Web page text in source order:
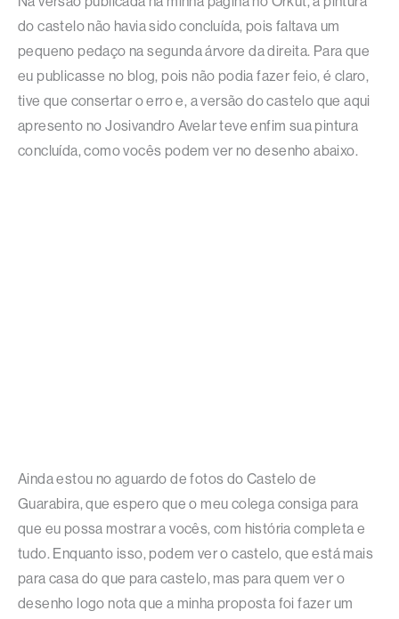
do castelo não havia sido concluída, pois faltava um
pequeno pedaço na segunda árvore da direita. Para que
eu publicasse no blog, pois não podia fazer feio, é claro,
tive que consertar o erro e, a versão do castelo que aqui
apresento no Josivandro Avelar teve enfim sua pintura
concluída, como vocês podem ver no desenho abaixo.
Ainda estou no aguardo de fotos do Castelo de
Guarabira, que espero que o meu colega consiga para
que eu possa mostrar a vocês, com história completa e
tudo. Enquanto isso, podem ver o castelo, que está mais
para casa do que para castelo, mas para quem ver o
desenho logo nota que a minha proposta foi fazer um